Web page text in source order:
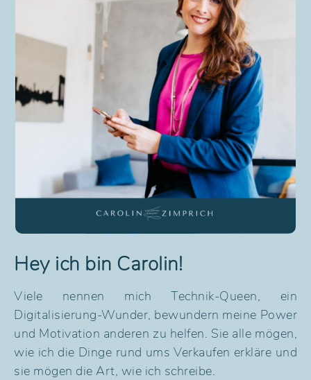
Hey ich bin Carolin!
Viele nennen mich Technik-Queen, ein
Digitalisierung-Wunder, bewundern meine Power
und Motivation anderen zu helfen. Sie alle mögen,
wie ich die Dinge rund ums Verkaufen erkläre und
sie mögen die Art, wie ich schreibe.